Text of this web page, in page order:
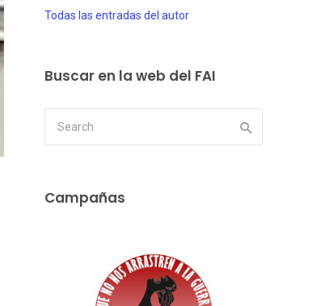
Todas las entradas del autor
Buscar en la web del FAI
Campañas